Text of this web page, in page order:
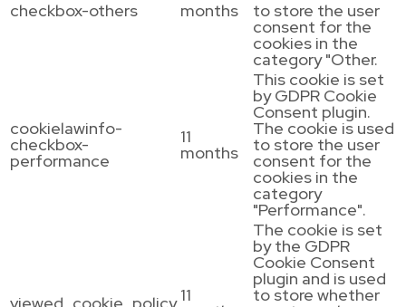
checkbox-others months to store the user
consent for the
cookies in the
category "Other.
cookielawinfo-
checkbox-
performance
11
months
This cookie is set
by GDPR Cookie
Consent plugin.
The cookie is used
to store the user
consent for the
cookies in the
category
"Performance".
11
The cookie is set
by the GDPR
Cookie Consent
plugin and is used
to store whether